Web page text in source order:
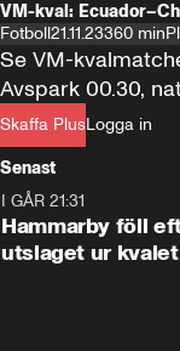
VM-kval:
Fotboll21.11.23360 min
Skaffa PlusLogga in
Se VM-
Avspark 00.30,
Senast
I GÅR 21:31
Hammarby föll
utslaget ur kvalet